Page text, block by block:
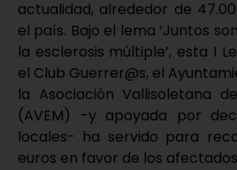
actualidad, alrededor de
el país. Bajo el lema ‘Juntos
la esclerosis múltiple’, esta I
el Club Guerrer@s, el
la Asociación Vallisoletana
(AVEM) -y apoyada por
locales- ha servido para
euros en favor de los